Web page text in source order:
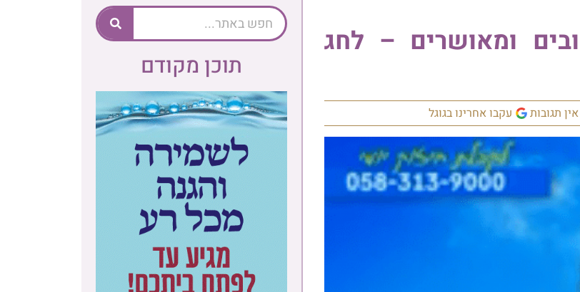
ומאושרים – לחג
אין תגובות עקבו אחרינו בגוגל
תוכן מקודם